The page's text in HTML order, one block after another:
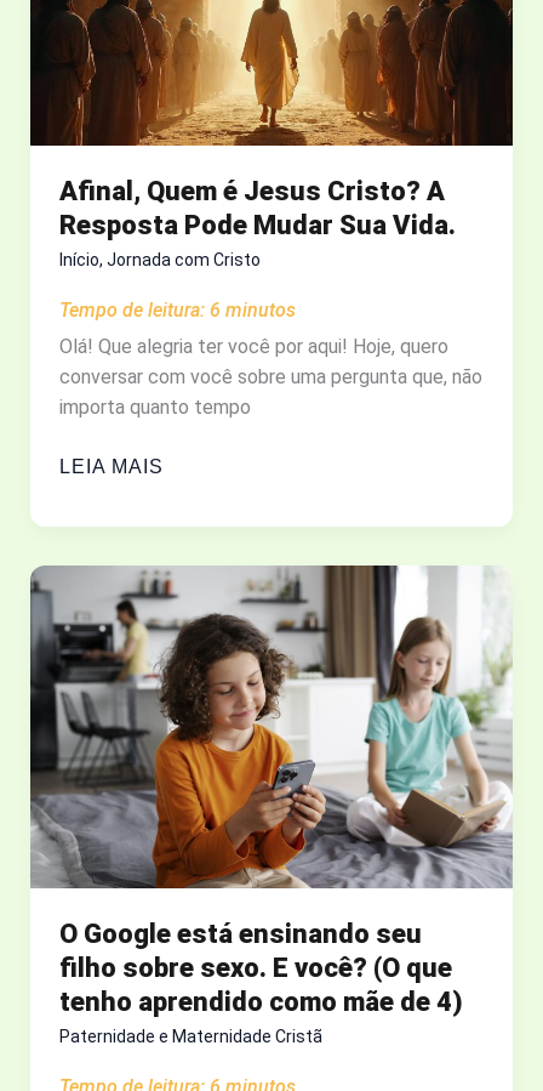
NA
BÍBLIA?
ENTENDA
PODER
NOVA
IDENTIDADE
ESPIRITUAL.
Afinal, Quem é Jesus Cristo? A
Resposta Pode Mudar Sua Vida.
Início, Jornada com Cristo
Tempo de leitura: 6 minutos
Olá! Que alegria ter você por aqui! Hoje, quero
conversar com você sobre uma pergunta que, não
importa quanto tempo
AFINAL,
É
CRISTO?
A
RESPOSTA
PODE
MUDAR
SUA
VIDA.
LEIA MAIS
O Google está ensinando seu
filho sobre sexo. E você? (O que
tenho aprendido como mãe de 4)
Paternidade e Maternidade Cristã